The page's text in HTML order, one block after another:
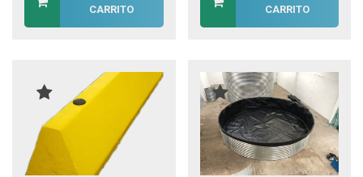
CARRITO
CARRITO